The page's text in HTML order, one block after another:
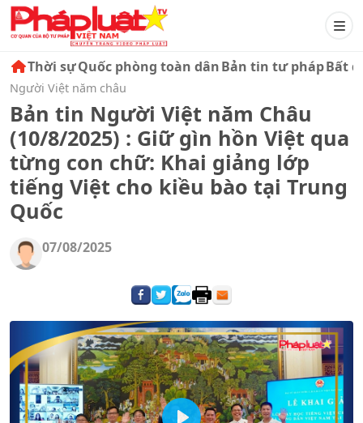
Thời sựQuốc phòng toàn dânBản tin tư phápBất
Người Việt năm châu
Bản tin Người Việt năm Châu
(10/8/2025) : Giữ gìn hồn Việt qua
từng con chữ: Khai giảng lớp
tiếng Việt cho kiều bào tại Trung
Quốc
07/08/2025